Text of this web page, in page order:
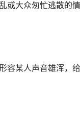
或大众匆忙逃散的
容某人声音雄浑，